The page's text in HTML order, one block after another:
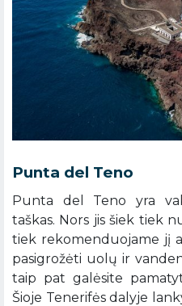
Punta del Teno
Punta del Teno yra
taškas. Nors jis šiek tiek
tiek rekomenduojame jį
pasigrožėti uolų ir
taip pat galėsite
Šioje Tenerifės dalyje